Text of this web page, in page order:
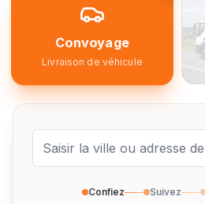
Convoyage
Livraison de véhicule
Confiez Suivez